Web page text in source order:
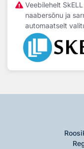
Veebilehelt
naabersõnu ja
automaatselt